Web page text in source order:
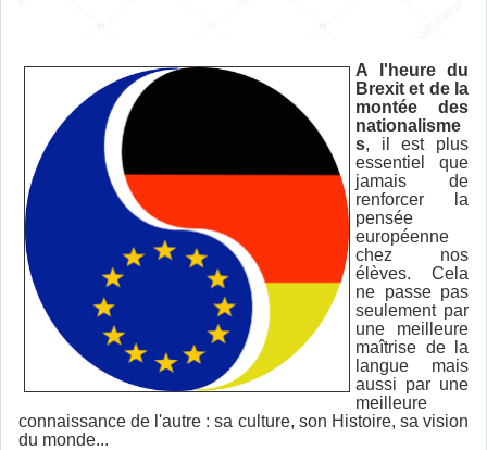
A l'heure du
Brexit et de la
montée des
nationalisme
s, il est plus
essentiel que
jamais de
renforcer la
pensée
européenne
chez nos
élèves. Cela
ne passe pas
seulement par
une meilleure
maîtrise de la
langue mais
aussi par une
meilleure
connaissance de l'autre : sa culture, son Histoire, sa vision
du monde...